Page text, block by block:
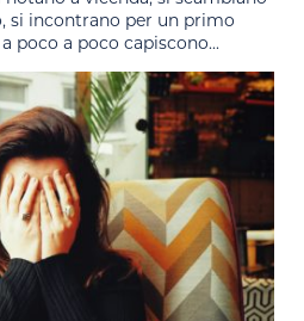
si incontrano per un primo
poco a poco capiscono...